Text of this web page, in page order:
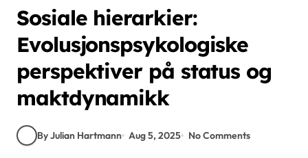
Sosiale hierarkier:
Evolusjonspsykologiske
perspektiver på status og
maktdynamikk
By Julian Hartmann Aug 5, 2025 No Comments